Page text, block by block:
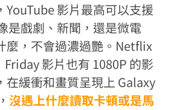
YouTube 影片最高可以支援
是戲劇、新聞，還是微電
麼，不會過濃過艷。Netflix
影片也有 1080P 的影
在緩衝和畫質呈現上 Galaxy
沒遇上什麼讀取卡頓或是馬